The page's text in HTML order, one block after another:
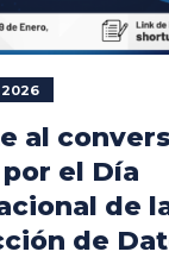
2026
al
el Día
de
de